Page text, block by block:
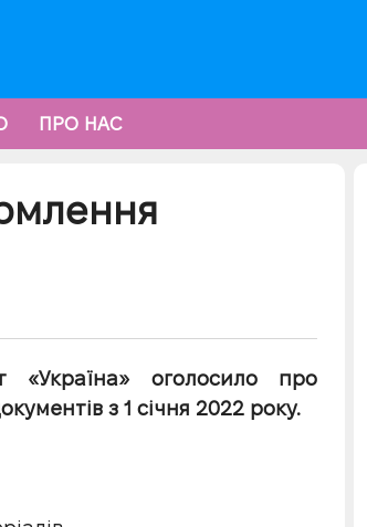
ПРО НАС
«Україна» оголосило про
з 1 січня 2022 року.